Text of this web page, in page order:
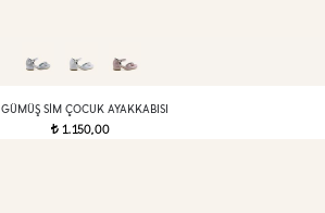
GÜMÜŞ SIM ÇOCUK AYAKKABISI
t 1.150,00